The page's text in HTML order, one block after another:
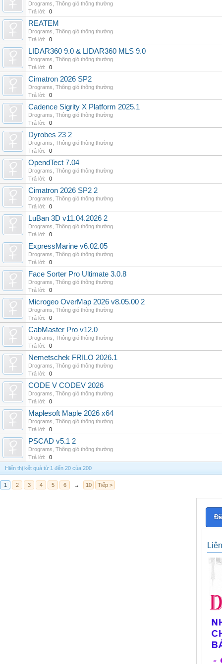
Drograms Thông gió thông thường
Trả lời:
0
REATEM
Drograms Thông gió thông thường
Trả lời:
0
LIDAR360 9.0 & LIDAR360 MLS 9.0
Drograms Thông gió thông thường
Trả lời:
0
Cimatron 2026 SP2
Drograms Thông gió thông thường
Trả lời:
0
Cadence Sigrity X Platform 2025.1
Drograms Thông gió thông thường
Trả lời:
0
Dyrobes 23 2
Drograms Thông gió thông thường
Trả lời:
0
OpendTect 7.04
Drograms Thông gió thông thường
Trả lời:
0
Cimatron 2026 SP2 2
Drograms Thông gió thông thường
Trả lời:
0
LuBan 3D v11.04.2026 2
Drograms Thông gió thông thường
Trả lời:
0
ExpressMarine v6.02.05
Drograms Thông gió thông thường
Trả lời:
0
Face Sorter Pro Ultimate 3.0.8
Drograms Thông gió thông thường
Trả lời:
0
Microgeo OverMap 2026 v8.05.00 2
Drograms Thông gió thông thường
Trả lời:
0
CabMaster Pro v12.0
Drograms Thông gió thông thường
Trả lời:
0
Nemetschek FRILO 2026.1
Drograms Thông gió thông thường
Trả lời:
0
CODE V CODEV 2026
Drograms Thông gió thông thường
Trả lời:
0
Maplesoft Maple 2026 x64
Drograms Thông gió thông thường
Trả lời:
0
PSCAD v5.1 2
Drograms Thông gió thông thường
Trả lời:
0
Hiển thị kết quả từ 1 đến 20 của 200
1 2 3 4 5 6 → 10 Tiếp >